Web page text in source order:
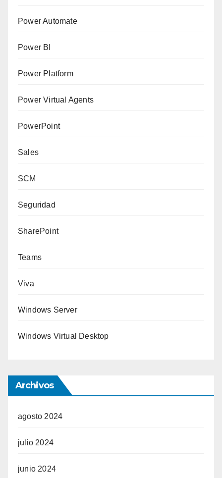
Power Automate
Power BI
Power Platform
Power Virtual Agents
PowerPoint
Sales
SCM
Seguridad
SharePoint
Teams
Viva
Windows Server
Windows Virtual Desktop
Archivos
agosto 2024
julio 2024
junio 2024